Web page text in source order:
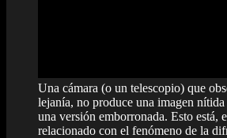
Una cámara (o un telescopio) que
lejanía, no produce una imagen
una versión emborronada. Esto está,
relacionado con el fenómeno de la